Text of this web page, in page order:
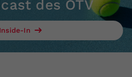
des ÖTV
Inside-In